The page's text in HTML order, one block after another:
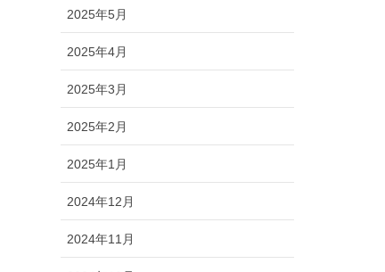
2025年5月
2025年4月
2025年3月
2025年2月
2025年1月
2024年12月
2024年11月